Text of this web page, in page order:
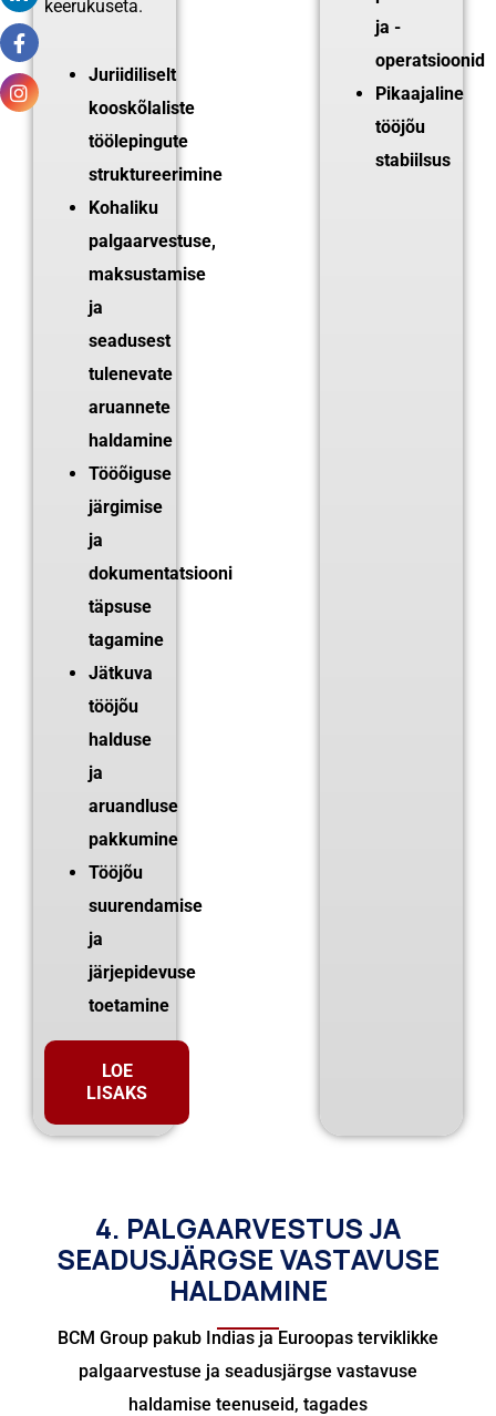
keerukuseta.
Juriidiliselt
kooskõlaliste
töölepingute
struktureerimine
Kohaliku
palgaarvestuse,
maksustamise
ja
seadusest
tulenevate
aruannete
haldamine
Tööõiguse
järgimise
ja
dokumentatsiooni
täpsuse
tagamine
Jätkuva
tööjõu
halduse
ja
aruandluse
pakkumine
Tööjõu
suurendamise
ja
järjepidevuse
toetamine
LOE
LISAKS
ja -
operatsioonid
Pikaajaline
tööjõu
stabiilsus
4. PALGAARVESTUS JA
SEADUSJÄRGSE VASTAVUSE
HALDAMINE
BCM Group pakub Indias ja Euroopas terviklikke
palgaarvestuse ja seadusjärgse vastavuse
haldamise teenuseid, tagades